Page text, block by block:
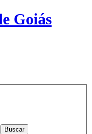
Goiás
Buscar